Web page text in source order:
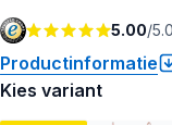
5.00/
Productinformatie
Kies variant